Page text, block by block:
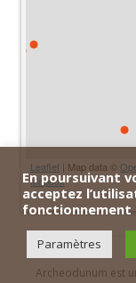
Leaflet | Map data ©
Mapbox
Archeodunum est
En poursuivant
acceptez
fonctionnement
Paramètres